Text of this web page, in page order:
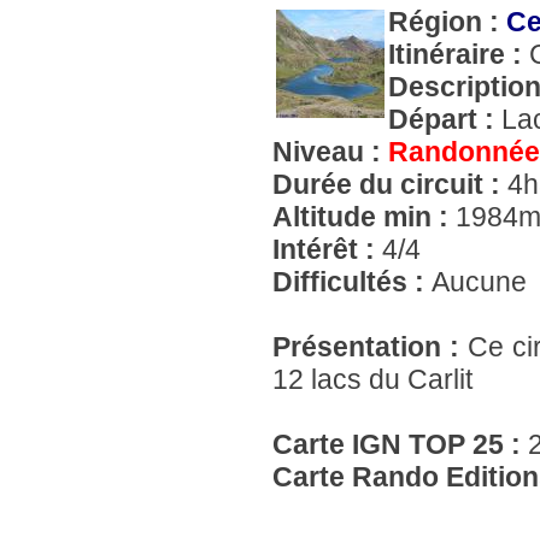
Région :
Itinéraire :
Départ :
Niveau : Randonnée
Durée du circuit :
Altitude min :
Intérêt : 4/4
Difficultés : Aucune
Présentation : Ce
12 lacs du Carlit
Carte IGN TOP 25 :
Carte Rando